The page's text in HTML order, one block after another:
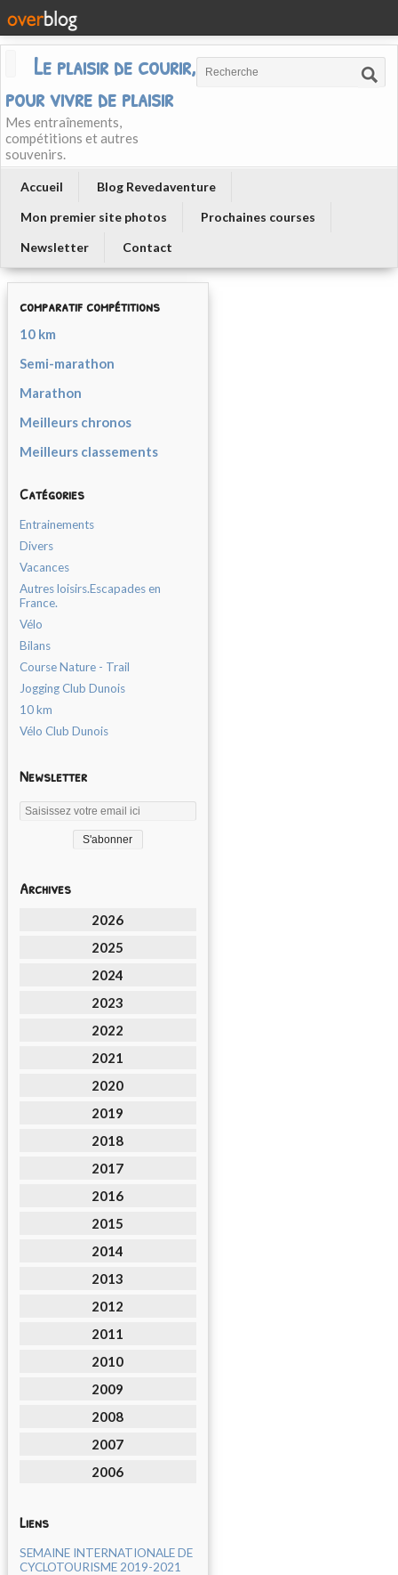
Le plaisir de courir, courir
pour vivre de plaisir
Mes entraînements,
compétitions et autres
souvenirs.
Accueil
Blog Revedaventure
Mon premier site photos
Prochaines courses
Newsletter
Contact
comparatif compétitions
10 km
Semi-marathon
Marathon
Meilleurs chronos
Meilleurs classements
Catégories
Entrainements
Divers
Vacances
Autres loisirs.Escapades en
France.
Vélo
Bilans
Course Nature - Trail
Jogging Club Dunois
10 km
Vélo Club Dunois
Newsletter
Archives
2026
2025
2024
2023
2022
2021
2020
2019
2018
2017
2016
2015
2014
2013
2012
2011
2010
2009
2008
2007
2006
Liens
SEMAINE INTERNATIONALE DE
CYCLOTOURISME 2019-2021